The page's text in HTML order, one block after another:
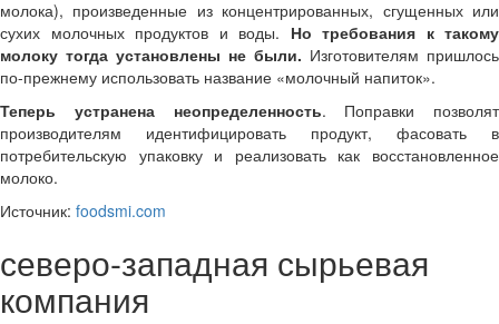
молока), произведенные из концентрированных, сгущенных или
сухих молочных продуктов и воды. Но требования к такому
молоку тогда установлены не были. Изготовителям пришлось
по-прежнему использовать название «молочный напиток».
Теперь устранена неопределенность. Поправки позволят
производителям идентифицировать продукт, фасовать в
потребительскую упаковку и реализовать как восстановленное
молоко.
Источник: foodsmi.com
северо-западная сырьевая
компания